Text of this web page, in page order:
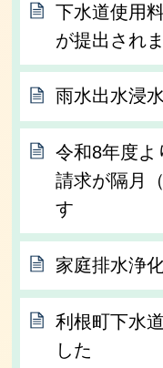
下水道使用
が提出されま
雨水出水浸
令和8年度よ
請求が隔月
す
家庭排水浄
利根町下水
した